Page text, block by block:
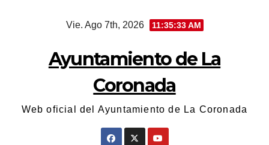
Vie. Ago 7th, 2026 11:35:34 AM
Ayuntamiento de La
Coronada
Web oficial del Ayuntamiento de La Coronada